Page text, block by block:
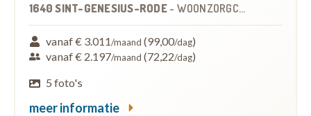
1640 SINT-GENESIUS-RODE - WOONZORGCENTRUM (WZC)
vanaf € 3.011/maand (99,00/dag)
vanaf € 2.197/maand (72,22/dag)
5 foto's
meer informatie